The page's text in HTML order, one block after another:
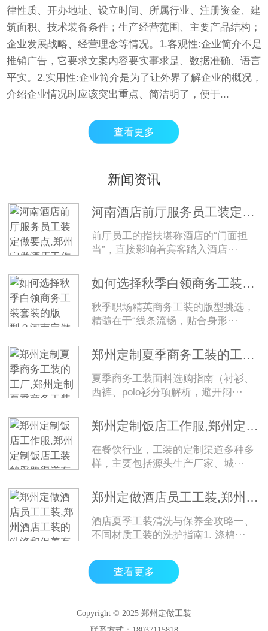
律性质、开办地址、设立时间、所属行业、注册资金、建
筑面积、技术装备条件；生产经营范围、主要产品结构；
企业发展战略、经营理念等情况。1.客观性:企业简介不是
推销广告，它要求文案内容要实事求是、数据准确、语言
平实。2.实用性:企业简介是为了让外界了解企业的概况，
介绍企业情况时应该突出重点、简洁明了，便于...
查看更多
新闻资讯
河南酒店前厅服务员工装定做要点,郑州定做酒店工作服
前厅员工的指扶堪称酒店的“门面担
当”，直接影响着宾客踏入酒店···
如何选择秋季白领商务工装套装的版型？河南定做秋季白领工装
秋季职场精英商务工装的版型挑选，
精髓在于“线条流畅，贴合身形···
郑州定制夏季商务工装的工厂,郑州定制夏季商务工装的面料选择有哪些注意事项？
夏季商务工装面料选购指南（衬衫、
西裤、polo衫分项解析，避开闷···
郑州定制饭店工作服,郑州定制饭店工装的采购渠道有哪些？
在餐饮行业，工装的定制渠道多种多
样，主要包括源头生产厂家、城···
郑州定做酒店员工工装,郑州酒店工装的洗涤和保养有什么建议？
酒店夏季工装清洗与保养全攻略一、
不同材质工装的洗护指南1. 涤棉···
查看更多
Copyright © 2025 郑州定做工装